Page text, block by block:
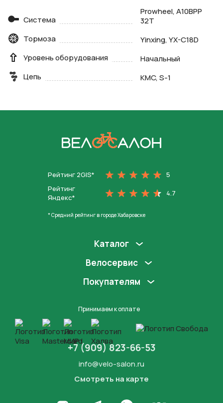
Система
Prowheel, A10BPP
32T
Тормоза
Yinxing, YX-C18D
Уровень оборудования
Начальный
Цепь
KMC, S-1
Рейтинг 2GIS*
5
Рейтинг
Яндекс*
4.7
* Средний рейтинг в городе Хабаровске
Каталог
Велосервис
Покупателям
Принимаем к оплате
+7 (909) 823-66-53
info@velo-salon.ru
Смотреть на карте